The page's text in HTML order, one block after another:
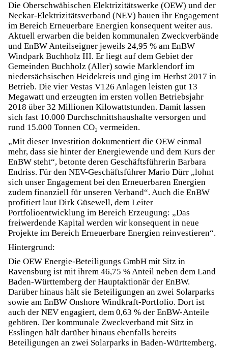
Die Oberschwäbischen Elektrizitätswerke (OEW) und der
Neckar-Elektrizitätsverband (NEV) bauen ihr Engagement
im Bereich Erneuerbare Energien konsequent weiter aus.
Aktuell erwarben die beiden kommunalen Zweckverbände
und EnBW Anteilseigner jeweils 24,95 % am EnBW
Windpark Buchholz III. Er liegt auf dem Gebiet der
Gemeinden Buchholz (Aller) sowie Marklendorf im
niedersächsischen Heidekreis und ging im Herbst 2017 in
Betrieb. Die vier Vestas V126 Anlagen leisten gut 13
Megawatt und erzeugten im ersten vollen Betriebsjahr
2018 über 32 Millionen Kilowattstunden. Damit lassen
sich fast 10.000 Durchschnittshaushalte versorgen und
rund 15.000 Tonnen CO₂ vermeiden.
„Mit dieser Investition dokumentiert die OEW einmal
mehr, dass sie hinter der Energiewende und dem Kurs der
EnBW steht“, betonte deren Geschäftsführerin Barbara
Endriss. Für den NEV-Geschäftsführer Mario Dürr „lohnt
sich unser Engagement bei den Erneuerbaren Energien
zudem finanziell für unseren Verband“. Auch die EnBW
profitiert laut Dirk Güsewell, dem Leiter
Portfolioentwicklung im Bereich Erzeugung: „Das
freiwerdende Kapital werden wir konsequent in neue
Projekte im Bereich Erneuerbare Energien reinvestieren“.
Hintergrund:
Die OEW Energie-Beteiligungs GmbH mit Sitz in
Ravensburg ist mit ihrem 46,75 % Anteil neben dem Land
Baden-Württemberg der Hauptaktionär der EnBW.
Darüber hinaus hält sie Beteiligungen an zwei Solarparks
sowie am EnBW Onshore Windkraft-Portfolio. Dort ist
auch der NEV engagiert, dem 0,63 % der EnBW-Anteile
gehören. Der kommunale Zweckverband mit Sitz in
Esslingen hält darüber hinaus ebenfalls bereits
Beteiligungen an zwei Solarparks in Baden-Württemberg.